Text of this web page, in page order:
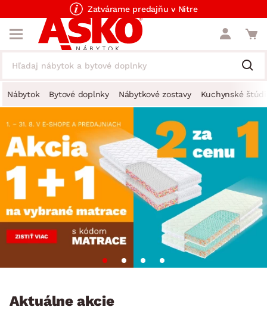
Zatvárame predajňu v Nitre
Nábytok Bytové doplnky Nábytkové zostavy Kuchynské
Aktuálne akcie